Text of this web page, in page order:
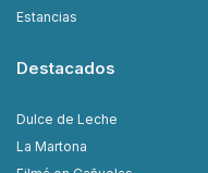
Estancias
Destacados
Dulce de Leche
La Martona